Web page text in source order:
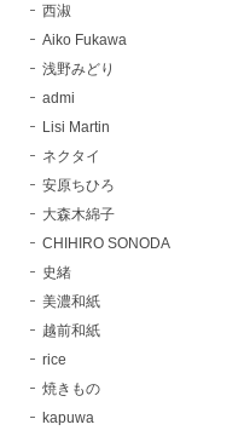
西淑
Aiko Fukawa
浅野みどり
admi
Lisi Martin
ネクタイ
安原ちひろ
大森木綿子
CHIHIRO SONODA
史緒
美濃和紙
越前和紙
rice
焼きもの
kapuwa